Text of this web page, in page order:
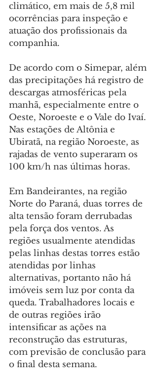
climático, em mais de 5,8 mil
ocorrências para inspeção e
atuação dos profissionais da
companhia.
De acordo com o Simepar, além
das precipitações há registro de
descargas atmosféricas pela
manhã, especialmente entre o
Oeste, Noroeste e o Vale do Ivaí.
Nas estações de Altônia e
Ubiratã, na região Noroeste, as
rajadas de vento superaram os
100 km/h nas últimas horas.
Em Bandeirantes, na região
Norte do Paraná, duas torres de
alta tensão foram derrubadas
pela força dos ventos. As
regiões usualmente atendidas
pelas linhas destas torres estão
atendidas por linhas
alternativas, portanto não há
imóveis sem luz por conta da
queda. Trabalhadores locais e
de outras regiões irão
intensificar as ações na
reconstrução das estruturas,
com previsão de conclusão para
o final desta semana.